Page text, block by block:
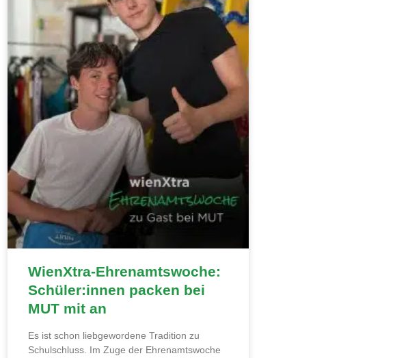
WienXtra-Ehrenamtswoche:
Schüler:innen packen bei
MUT mit an
Es ist schon liebgewordene Tradition zu
Schulschluss. Im Zuge der Ehrenamtswoche